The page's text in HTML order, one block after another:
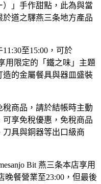
」手作甜點，此為與當
道之驛燕三条地方產品
至15:00，可於
用限定的「鐵之味」主題
的金屬餐具與器皿盛裝
稅商品，請於結帳時主動
享免稅優惠，免稅商品
具與銅器等出口級商
Bit 燕三条本店享用
晚餐營業至23:00，但最後